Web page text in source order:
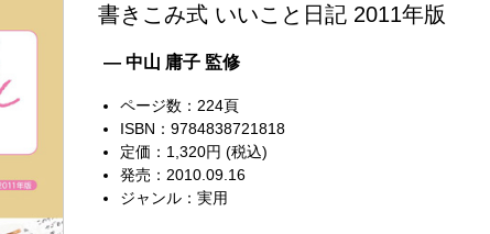
書きこみ式 いいこと日記 2011年版
— 中山 庸子 監修
ページ数：224頁
ISBN：9784838721818
定価：1,320円 (税込)
発売：2010.09.16
ジャンル： 実用